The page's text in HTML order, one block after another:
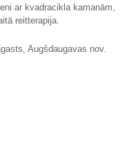
ar kvadracikla kamanām,
reitterapija.
Augšdaugavas nov.